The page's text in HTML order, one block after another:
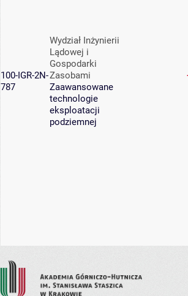
100-IGR-2N-
787
Wydział Inżynierii
Lądowej i
Gospodarki
Zasobami
Zaawansowane
technologie
eksploatacji
podziemnej